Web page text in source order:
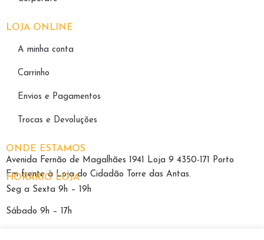
LOJA ONLINE
A minha conta
Carrinho
Envios e Pagamentos
Trocas e Devoluções
ONDE ESTAMOS
Avenida Fernão de Magalhães 1941 Loja 9 4350-171 Porto
Em frente à Loja do Cidadão Torre das Antas.
HORÁRIO LOJA
Seg a Sexta 9h – 19h
Sábado 9h – 17h